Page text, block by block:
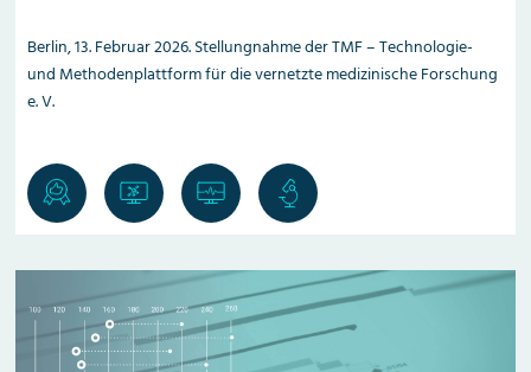
Berlin, 13. Februar 2026. Stellungnahme der TMF – Technologie-
und Methoden­plattform für die vernetzte medizinische Forschung
e. V.